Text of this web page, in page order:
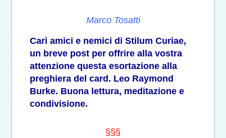
Marco Tosatti
Cari amici e nemici di Stilum Curiae,
un breve post per offrire alla vostra
attenzione questa esortazione alla
preghiera del card. Leo Raymond
Burke. Buona lettura, meditazione e
condivisione.
§§§